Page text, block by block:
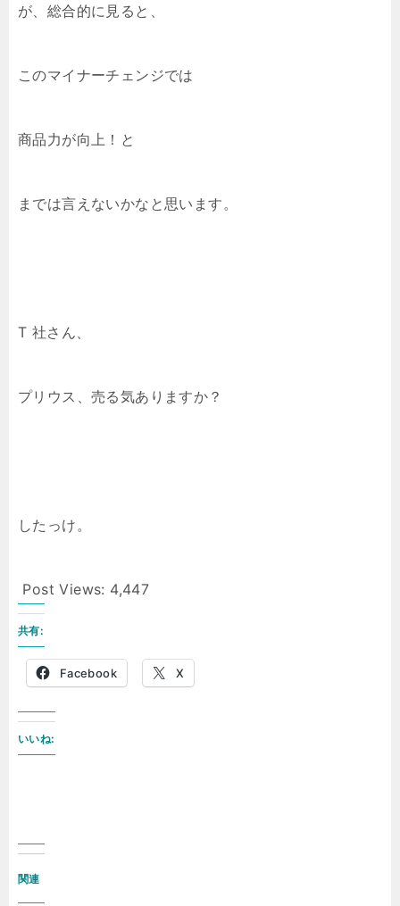
が、総合的に見ると、
このマイナーチェンジでは
商品力が向上！と
までは言えないかなと思います。
T 社さん、
プリウス、売る気ありますか？
したっけ。
Post Views: 4,447
共有:
Facebook X
いいね:
関連